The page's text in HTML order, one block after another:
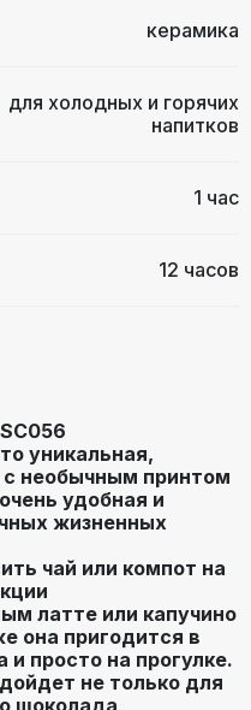
керамика
для холодных и горячих
напитков
1 час
12 часов
уникальная,
с необычным принтом
удобная и
жизненных
чай или компот на
латте или капучино
она пригодится в
и просто на прогулке.
не только для